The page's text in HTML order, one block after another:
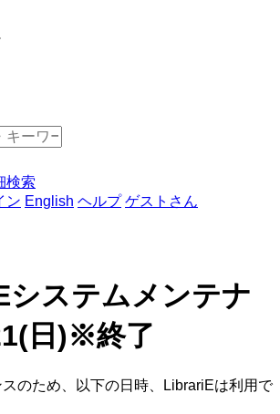
検索
ン English ヘルプ ゲストさん
システムメンテナ
日)※終了
のため、以下の日時、LibrariEは利用で